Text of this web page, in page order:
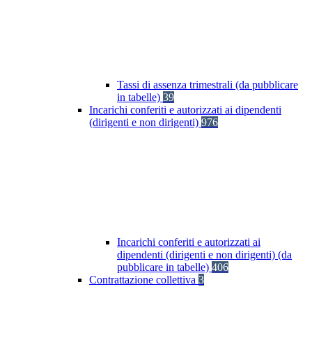
Tassi di assenza trimestrali (da pubblicare
in tabelle) 39
Incarichi conferiti e autorizzati ai dipendenti
(dirigenti e non dirigenti) 976
Incarichi conferiti e autorizzati ai
dipendenti (dirigenti e non dirigenti) (da
pubblicare in tabelle) 406
Contrattazione collettiva 3